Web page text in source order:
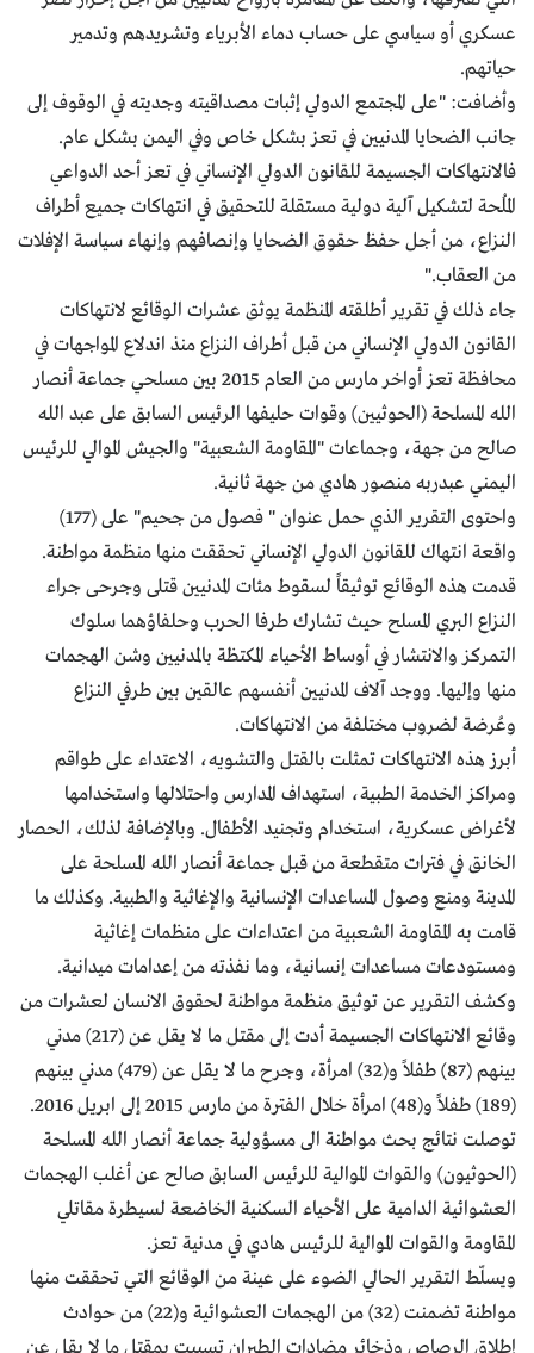
عسكري أو سياسي على حساب دماء الأبرياء وتشريدهم وتدمير
حياتهم.
وأضافت: "على المجتمع الدولي إثبات مصداقيته وجديته في الوقوف إلى
جانب الضحايا المدنيين في تعز بشكل خاص وفي اليمن بشكل عام.
فالانتهاكات الجسيمة للقانون الدولي الإنساني في تعز أحد الدواعي
المُلحة لتشكيل آلية دولية مستقلة للتحقيق في انتهاكات جميع أطراف
النزاع، من أجل حفظ حقوق الضحايا وإنصافهم وإنهاء سياسة الإفلات
من العقاب."
جاء ذلك في تقرير أطلقته المنظمة يوثق عشرات الوقائع لانتهاكات
القانون الدولي الإنساني من قبل أطراف النزاع منذ اندلاع المواجهات في
محافظة تعز أواخر مارس من العام 2015 بين مسلحي جماعة أنصار
الله المسلحة (الحوثيين) وقوات حليفها الرئيس السابق على عبد الله
صالح من جهة، وجماعات "المقاومة الشعبية" والجيش الموالي للرئيس
اليمني عبدربه منصور هادي من جهة ثانية.
واحتوى التقرير الذي حمل عنوان " فصول من جحيم" على (177)
واقعة انتهاك للقانون الدولي الإنساني تحققت منها منظمة مواطنة.
قدمت هذه الوقائع توثيقاً لسقوط مئات المدنيين قتلى وجرحى جراء
النزاع البري المسلح حيث تشارك طرفا الحرب وحلفاؤهما سلوك
التمركز والانتشار في أوساط الأحياء المكتظة بالمدنيين وشن الهجمات
منها وإليها. ووجد آلاف المدنيين أنفسهم عالقين بين طرفي النزاع
وعُرضة لضروب مختلفة من الانتهاكات.
أبرز هذه الانتهاكات تمثلت بالقتل والتشويه، الاعتداء على طواقم
ومراكز الخدمة الطبية، استهداف المدارس واحتلالها واستخدامها
لأغراض عسكرية، استخدام وتجنيد الأطفال. وبالإضافة لذلك، الحصار
الخانق في فترات متقطعة من قبل جماعة أنصار الله المسلحة على
المدينة ومنع وصول المساعدات الإنسانية والإغاثية والطبية. وكذلك ما
قامت به المقاومة الشعبية من اعتداءات على منظمات إغاثية
ومستودعات مساعدات إنسانية، وما نفذته من إعدامات ميدانية.
وكشف التقرير عن توثيق منظمة مواطنة لحقوق الانسان لعشرات من
وقائع الانتهاكات الجسيمة أدت إلى مقتل ما لا يقل عن (217) مدني
بينهم (87) طفلاً و(32) امرأة، وجرح ما لا يقل عن (479) مدني بينهم
(189) طفلاً و(48) امرأة خلال الفترة من مارس 2015 إلى ابريل 2016.
توصلت نتائج بحث مواطنة الى مسؤولية جماعة أنصار الله المسلحة
(الحوثيون) والقوات الموالية للرئيس السابق صالح عن أغلب الهجمات
العشوائية الدامية على الأحياء السكنية الخاضعة لسيطرة مقاتلي
المقاومة والقوات الموالية للرئيس هادي في مدنية تعز.
ويسلّط التقرير الحالي الضوء على عينة من الوقائع التي تحققت منها
مواطنة تضمنت (32) من الهجمات العشوائية و(22) من حوادث
إطلاق الرصاص وذخائر مضادات الطيران تسببت بمقتل ما لا يقل عن